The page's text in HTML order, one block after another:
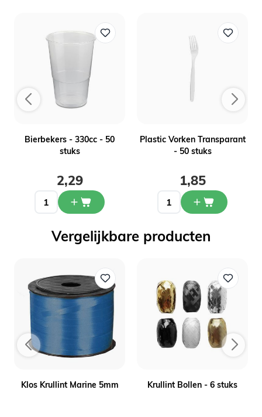
Bierbekers - 330cc - 50
stuks
2,29
Plastic Vorken Transparant
- 50 stuks
1,85
Vergelijkbare producten
Klos Krullint Marine 5mm Krullint Bollen - 6 stuks